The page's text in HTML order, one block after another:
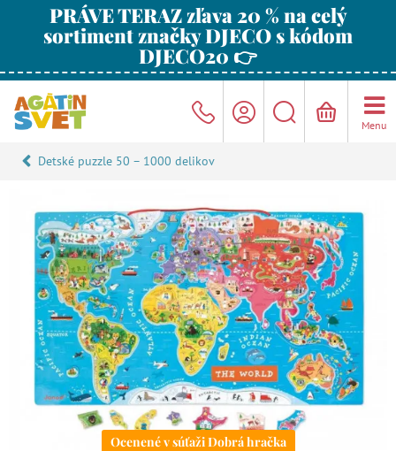
PRÁVE TERAZ zľava 20 % na celý
sortiment značky DJECO s kódom
DJECO20 👉
Menu
Detské puzzle 50 – 1000 delikov
Ocenené v súťaži Dobrá hračka